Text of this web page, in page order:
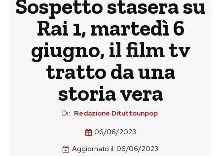
Sospetto stasera su
Rai 1, martedì 6
giugno, il film tv
tratto da una
storia vera
Di: Redazione Dituttounpop
06/06/2023
Aggiornato il: 06/06/2023